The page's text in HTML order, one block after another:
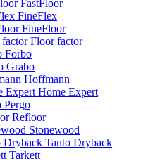
FastFloor
FineFlex
FineFloor
Floor factor
Forbo
Grabo
Hoffmann
Home Expert
Pergo
Refloor
Stonewood
Tanto Dryback
Tarkett